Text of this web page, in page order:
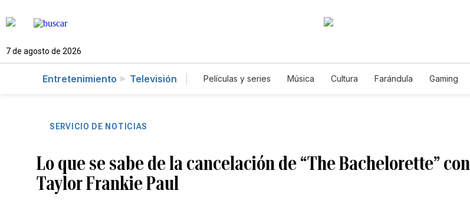
7 de agosto de 2026
Entretenimiento Televisión Películas y series Música Cultura Farándula Gaming
SERVICIO DE NOTICIAS
Lo que se sabe de la cancelación de “The Bachelorette” con
Taylor Frankie Paul